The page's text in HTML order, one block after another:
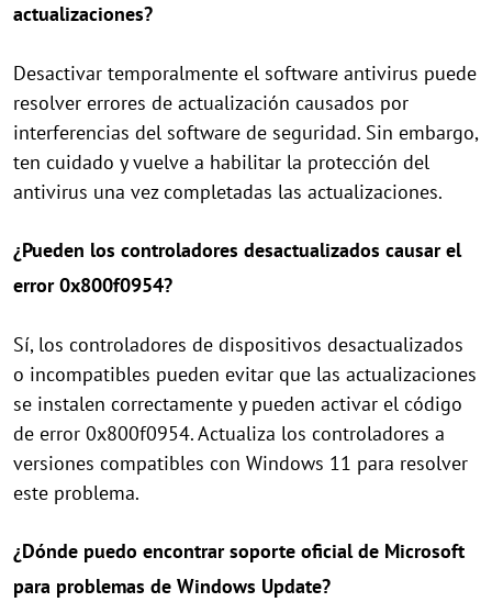
actualizaciones?
Desactivar temporalmente el software antivirus puede
resolver errores de actualización causados por
interferencias del software de seguridad. Sin embargo,
ten cuidado y vuelve a habilitar la protección del
antivirus una vez completadas las actualizaciones.
¿Pueden los controladores desactualizados causar el
error 0x800f0954?
Sí, los controladores de dispositivos desactualizados
o incompatibles pueden evitar que las actualizaciones
se instalen correctamente y pueden activar el código
de error 0x800f0954. Actualiza los controladores a
versiones compatibles con Windows 11 para resolver
este problema.
¿Dónde puedo encontrar soporte oficial de Microsoft
para problemas de Windows Update?